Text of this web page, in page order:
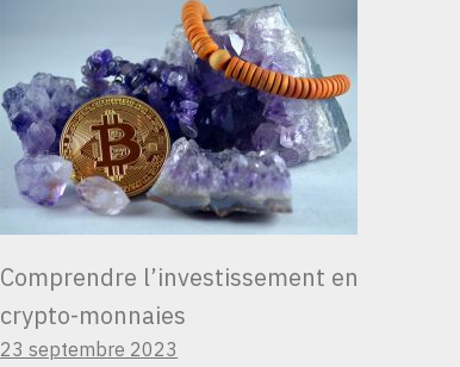
Comprendre l’investissement en
crypto-monnaies
23 septembre 2023